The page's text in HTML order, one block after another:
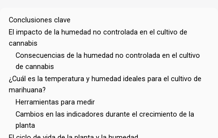
Conclusiones clave
El impacto de la humedad no controlada en el cultivo de
cannabis
Consecuencias de la humedad no controlada en el cultivo
de cannabis
¿Cuál es la temperatura y humedad ideales para el cultivo de
marihuana?
Herramientas para medir
Cambios en las indicadores durante el crecimiento de la
planta